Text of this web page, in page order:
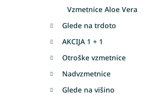
Vzmetnice Aloe Vera
Glede na trdoto
AKCIJA 1 + 1
Otroške vzmetnice
Nadvzmetnice
Glede na višino